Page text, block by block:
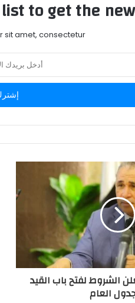
to get the
sit amet, consectetur.
الشروط لفتح باب القيد
العام